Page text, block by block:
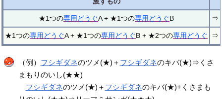
★1つの専用どうぐA + ★1つの専用どうぐB ⇒
★1つの専用どうぐA + ★1つの専用どうぐB + ★2つの専用どうぐ ⇒
（例） フシギダネのツメ(★)＋ フシギダネのキバ(★)⇒くさ
まもりのいし(★★)
フシギダネのツメ(★)＋ フシギダネのキバ(★)+くさまも